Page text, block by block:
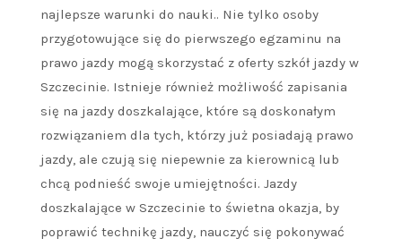
najlepsze warunki do nauki.. Nie tylko osoby
przygotowujące się do pierwszego egzaminu na
prawo jazdy mogą skorzystać z oferty szkół jazdy w
Szczecinie. Istnieje również możliwość zapisania
się na jazdy doszkalające, które są doskonałym
rozwiązaniem dla tych, którzy już posiadają prawo
jazdy, ale czują się niepewnie za kierownicą lub
chcą podnieść swoje umiejętności. Jazdy
doszkalające w Szczecinie to świetna okazja, by
poprawić technikę jazdy, nauczyć się pokonywać